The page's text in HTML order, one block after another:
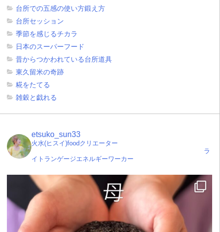
台所での五感の使い方鍛え方
台所セッション
季節を感じるチカラ
日本のスーパーフード
昔からつかわれている台所道具
東久留米の奇跡
糀をたてる
雑穀と戯れる
etsuko_sun33
火水(ヒスイ)foodクリエーター
ラ
イトランゲージエネルギーワーカー